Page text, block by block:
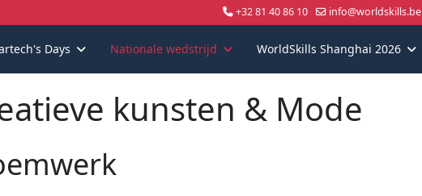
+32 81 40 86 10 info@worldskills.be
Days Nationale wedstrijd WorldSkills Shanghai 2026
kunsten & Mode